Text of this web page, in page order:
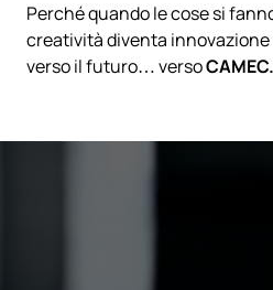
Perché quando le cose si
creatività diventa innovazione
verso il futuro… versoCAMEC.